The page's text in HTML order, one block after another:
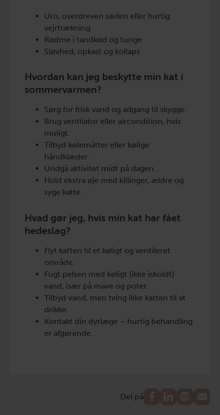
Uro, overdreven savlen eller hurtig
vejrtrækning
Rødme i tandkød og tunge
Sløvhed, opkast og kollaps
Hvordan kan jeg beskytte min kat i
sommervarmen?
Sørg for frisk vand og adgang til skygge.
Brug ventilator eller aircondition, hvis
muligt.
Tilbyd kølemåtter eller kølige
håndklæder.
Undgå aktivitet midt på dagen.
Hold ekstra øje med killinger, ældre og
syge katte.
Hvad gør jeg, hvis min kat har fået
hedeslag?
Flyt katten til et køligt og ventileret
område.
Fugt pelsen med køligt (ikke iskoldt)
vand, især på mave og poter.
Tilbyd vand, men tving ikke katten til at
drikke.
Kontakt din dyrlæge – hurtig behandling
er afgørende.
Del på